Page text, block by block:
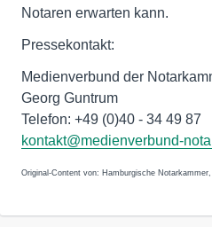
Notaren erwarten kann.
Pressekontakt:
Medienverbund der
Georg Guntrum
Telefon: +49 (0)40 - 34 49 87
kontakt@medienverbund-
Original-Content von: Hamburgische